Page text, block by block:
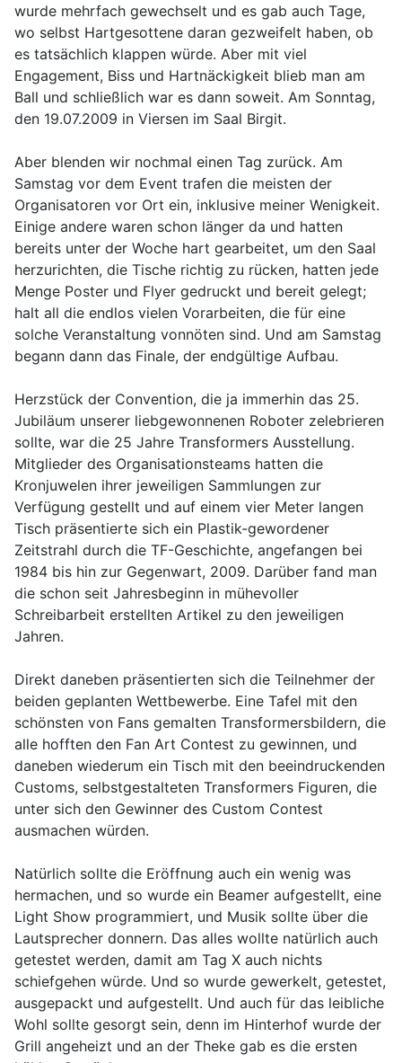
wurde mehrfach gewechselt und es gab auch Tage,
wo selbst Hartgesottene daran gezweifelt haben, ob
es tatsächlich klappen würde. Aber mit viel
Engagement, Biss und Hartnäckigkeit blieb man am
Ball und schließlich war es dann soweit. Am Sonntag,
den 19.07.2009 in Viersen im Saal Birgit.
Aber blenden wir nochmal einen Tag zurück. Am
Samstag vor dem Event trafen die meisten der
Organisatoren vor Ort ein, inklusive meiner Wenigkeit.
Einige andere waren schon länger da und hatten
bereits unter der Woche hart gearbeitet, um den Saal
herzurichten, die Tische richtig zu rücken, hatten jede
Menge Poster und Flyer gedruckt und bereit gelegt;
halt all die endlos vielen Vorarbeiten, die für eine
solche Veranstaltung vonnöten sind. Und am Samstag
begann dann das Finale, der endgültige Aufbau.
Herzstück der Convention, die ja immerhin das 25.
Jubiläum unserer liebgewonnenen Roboter zelebrieren
sollte, war die 25 Jahre Transformers Ausstellung.
Mitglieder des Organisationsteams hatten die
Kronjuwelen ihrer jeweiligen Sammlungen zur
Verfügung gestellt und auf einem vier Meter langen
Tisch präsentierte sich ein Plastik-gewordener
Zeitstrahl durch die TF-Geschichte, angefangen bei
1984 bis hin zur Gegenwart, 2009. Darüber fand man
die schon seit Jahresbeginn in mühevoller
Schreibarbeit erstellten Artikel zu den jeweiligen
Jahren.
Direkt daneben präsentierten sich die Teilnehmer der
beiden geplanten Wettbewerbe. Eine Tafel mit den
schönsten von Fans gemalten Transformersbildern, die
alle hofften den Fan Art Contest zu gewinnen, und
daneben wiederum ein Tisch mit den beeindruckenden
Customs, selbstgestalteten Transformers Figuren, die
unter sich den Gewinner des Custom Contest
ausmachen würden.
Natürlich sollte die Eröffnung auch ein wenig was
hermachen, und so wurde ein Beamer aufgestellt, eine
Light Show programmiert, und Musik sollte über die
Lautsprecher donnern. Das alles wollte natürlich auch
getestet werden, damit am Tag X auch nichts
schiefgehen würde. Und so wurde gewerkelt, getestet,
ausgepackt und aufgestellt. Und auch für das leibliche
Wohl sollte gesorgt sein, denn im Hinterhof wurde der
Grill angeheizt und an der Theke gab es die ersten